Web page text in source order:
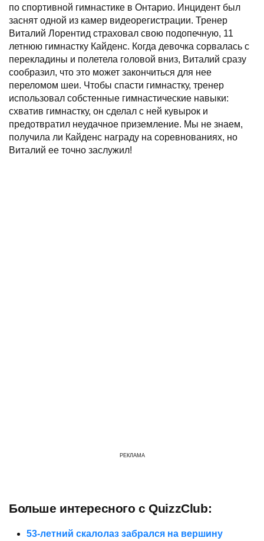
по спортивной гимнастике в Онтарио. Инцидент был
заснят одной из камер видеорегистрации. Тренер
Виталий Лорентид страховал свою подопечную, 11
летнюю гимнастку Кайденс. Когда девочка сорвалась с
перекладины и полетела головой вниз, Виталий сразу
сообразил, что это может закончиться для нее
переломом шеи. Чтобы спасти гимнастку, тренер
использовал собстенные гимнастические навыки:
схватив гимнастку, он сделал с ней кувырок и
предотвратил неудачное приземление. Мы не знаем,
получила ли Кайденс награду на соревнованиях, но
Виталий ее точно заслужил!
РЕКЛАМА
Больше интересного с QuizzClub:
53-летний скалолаз забрался на вершину